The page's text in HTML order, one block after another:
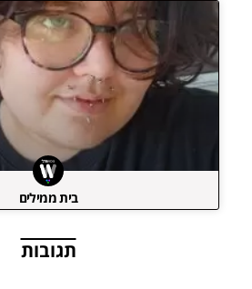
בית ממילים
תגובות